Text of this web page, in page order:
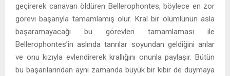
geçirerek canavarı öldüren Bellerophontes, böylece en zor
görevi başarıyla tamamlamış olur. Kral bir ölümlünün asla
başaramayacağı bu görevleri tamamlaması ile
Bellerophontes’in aslında tanrılar soyundan geldiğini anlar
ve onu kızıyla evlendirerek krallığını onunla paylaşır. Bütün
bu başarılarından aynı zamanda büyük bir kibir de duymaya